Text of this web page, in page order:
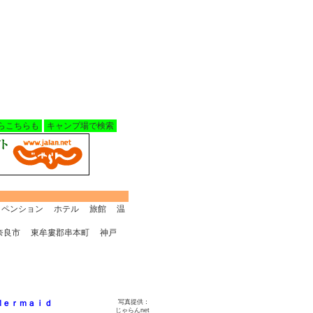
こちらも キャンプ場で検索
ペンション ホテル 旅館
温
良市 東牟婁郡串本町
神戸
ｒｍａｉｄ
写真提供：
じゃらんnet